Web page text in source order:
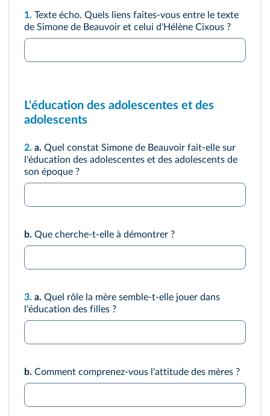
1. Texte écho. Quels liens faites-vous entre le texte
de Simone de Beauvoir et celui d'Hélène Cixous ?
L'éducation des adolescentes et des
adolescents
2. a. Quel constat Simone de Beauvoir fait-elle sur
l'éducation des adolescentes et des adolescents de
son époque ?
b. Que cherche-t-elle à démontrer ?
3. a. Quel rôle la mère semble-t-elle jouer dans
l'éducation des filles ?
b. Comment comprenez-vous l'attitude des mères ?